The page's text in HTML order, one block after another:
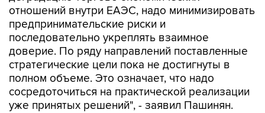
отношений внутри ЕАЭС, надо минимизировать
предпринимательские риски и
последовательно укреплять взаимное
доверие. По ряду направлений поставленные
стратегические цели пока не достигнуты в
полном объеме. Это означает, что надо
сосредоточиться на практической реализации
уже принятых решений", - заявил Пашинян.